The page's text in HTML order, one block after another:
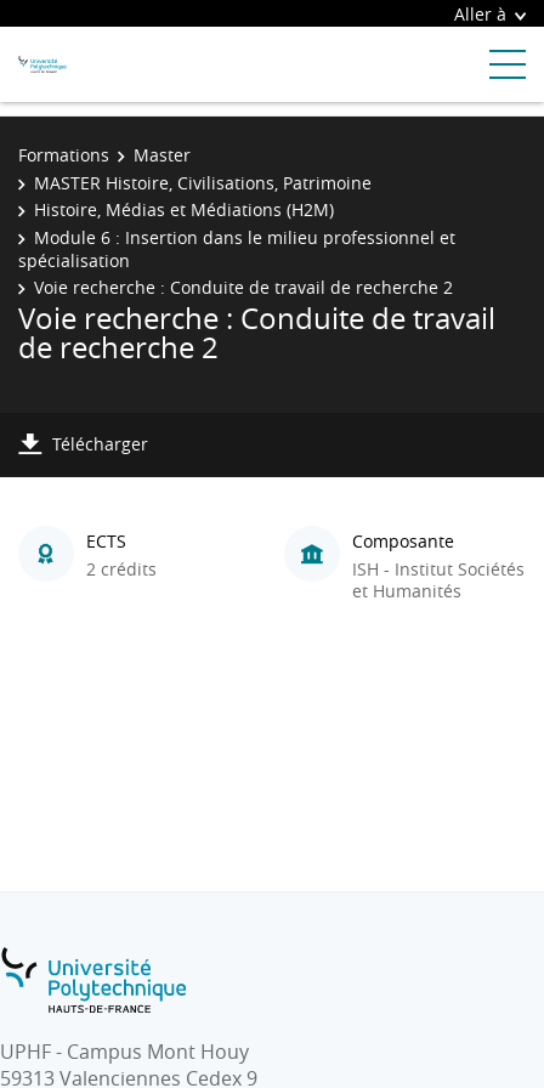
Aller à
Formations
Master
MASTER Histoire, Civilisations, Patrimoine
Histoire, Médias et Médiations (H2M)
Module 6 : Insertion dans le milieu professionnel et
spécialisation
Voie recherche : Conduite de travail de recherche 2
Voie recherche : Conduite de travail
de recherche 2
Télécharger
ECTS
2 crédits
Composante
ISH - Institut Sociétés
et Humanités
UPHF - Campus Mont Houy
59313 Valenciennes Cedex 9